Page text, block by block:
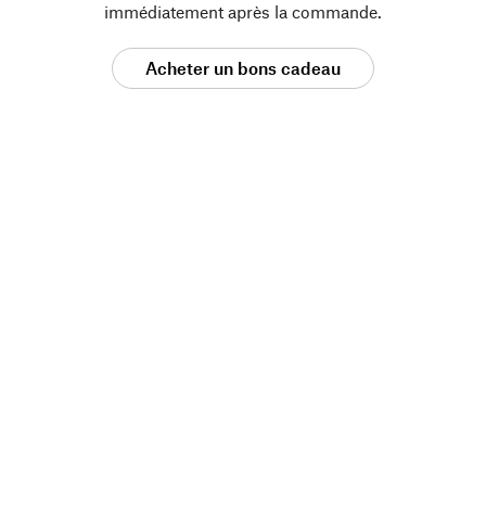
immédiatement après la commande.
Acheter un bons cadeau